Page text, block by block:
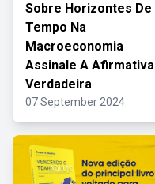
Sobre Horizontes De
Tempo Na
Macroeconomia
Assinale A Afirmativa
Verdadeira
07 September 2024